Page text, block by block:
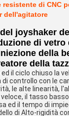
di CNC
dell'agitatore
joyshaker
di vetro
della
della
ed il ciclo chiuso la
controllo con le
le alte linearità,
il tasso
ed il tempo di
di Alto-rigidità